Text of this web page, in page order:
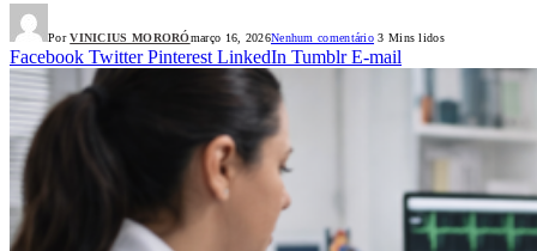
Por VINICIUS MORORÓmarço 16, 2026Nenhum comentário 3 Mins lidos
Facebook Twitter Pinterest LinkedIn Tumblr E-mail